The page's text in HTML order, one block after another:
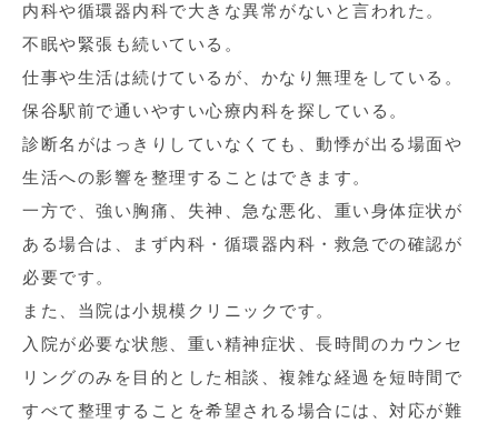
内科や循環器内科で大きな異常がないと言われた。
不眠や緊張も続いている。
仕事や生活は続けているが、かなり無理をしている。
保谷駅前で通いやすい心療内科を探している。
診断名がはっきりしていなくても、動悸が出る場面や
生活への影響を整理することはできます。
一方で、強い胸痛、失神、急な悪化、重い身体症状が
ある場合は、まず内科・循環器内科・救急での確認が
必要です。
また、当院は小規模クリニックです。
入院が必要な状態、重い精神症状、長時間のカウンセ
リングのみを目的とした相談、複雑な経過を短時間で
すべて整理することを希望される場合には、対応が難